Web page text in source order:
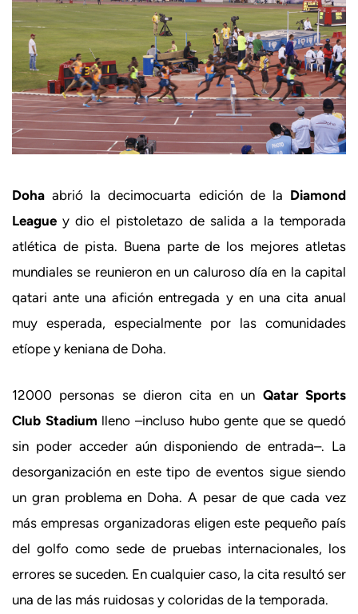
Doha abrió la decimocuarta edición de la Diamond
League y dio el pistoletazo de salida a la temporada
atlética de pista. Buena parte de los mejores atletas
mundiales se reunieron en un caluroso día en la capital
qatari ante una afición entregada y en una cita anual
muy esperada, especialmente por las comunidades
etíope y keniana de Doha.
12000 personas se dieron cita en un Qatar Sports
Club Stadium lleno –incluso hubo gente que se quedó
sin poder acceder aún disponiendo de entrada–. La
desorganización en este tipo de eventos sigue siendo
un gran problema en Doha. A pesar de que cada vez
más empresas organizadoras eligen este pequeño país
del golfo como sede de pruebas internacionales, los
errores se suceden. En cualquier caso, la cita resultó ser
una de las más ruidosas y coloridas de la temporada.